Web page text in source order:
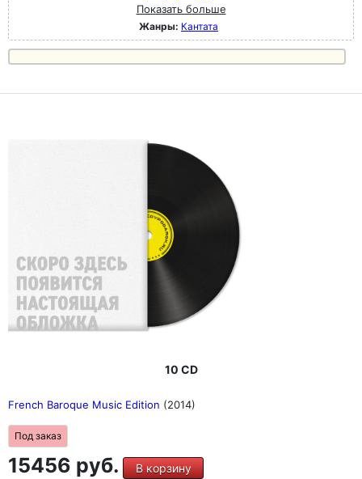
Показать больше
Жанры: Кантата
10 CD
French Baroque Music Edition (2014)
Под заказ
15456 руб. В корзину